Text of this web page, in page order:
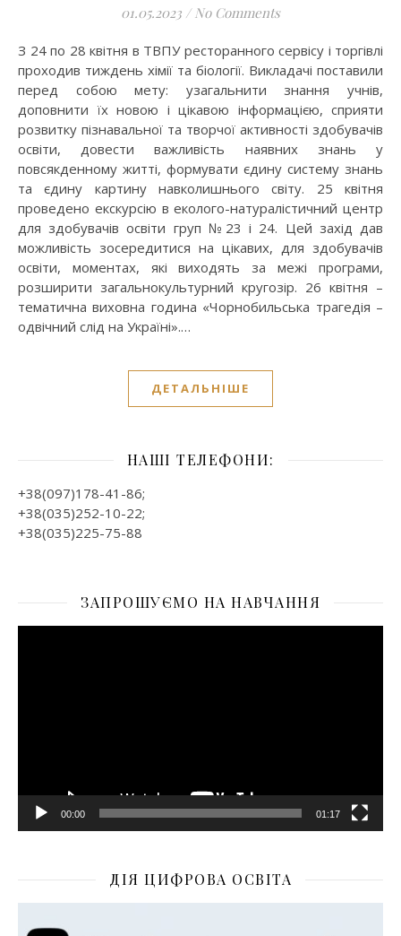
01.05.2023 / No Comments
З 24 по 28 квітня в ТВПУ ресторанного сервісу і торгівлі
проходив тиждень хімії та біології. Викладачі поставили
перед собою мету: узагальнити знання учнів,
доповнити їх новою і цікавою інформацією, сприяти
розвитку пізнавальної та творчої активності здобувачів
освіти, довести важливість наявних знань у
повсякденному житті, формувати єдину систему знань
та єдину картину навколишнього світу. 25 квітня
проведено екскурсію в еколого-натуралістичний центр
для здобувачів освіти груп №23 і 24. Цей захід дав
можливість зосередитися на цікавих, для здобувачів
освіти, моментах, які виходять за межі програми,
розширити загальнокультурний кругозір. 26 квітня –
тематична виховна година «Чорнобильська трагедія –
одвічний слід на Україні».…
ДЕТАЛЬНІШЕ
НАШІ ТЕЛЕФОНИ:
+38(097)178-41-86;
+38(035)252-10-22;
+38(035)225-75-88
ЗАПРОШУЄМО НА НАВЧАННЯ
Відеопрогравач
00:00 01:17
ДІЯ ЦИФРОВА ОСВІТА